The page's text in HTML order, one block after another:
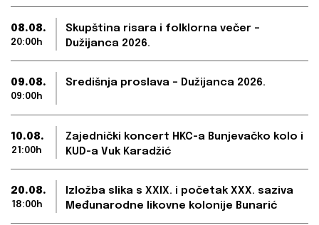
08.08.
20:00h
Skupština risara i folklorna večer –
Dužijanca 2026.
09.08.
09:00h
Središnja proslava – Dužijanca 2026.
10.08.
21:00h
Zajednički koncert HKC-a Bunjevačko kolo i
KUD-a Vuk Karadžić
20.08.
18:00h
Izložba slika s XXIX. i početak XXX. saziva
Međunarodne likovne kolonije Bunarić